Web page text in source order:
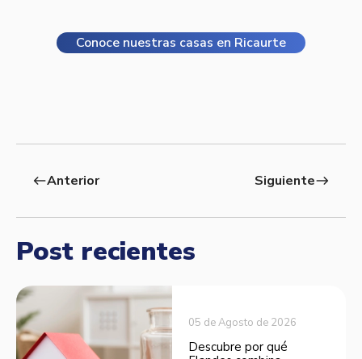
Conoce nuestras casas en Ricaurte
westAnterior Siguienteeast
Post recientes
05 de Agosto de 2026
Descubre por qué